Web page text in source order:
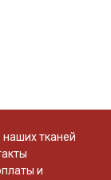
наших тканей
и